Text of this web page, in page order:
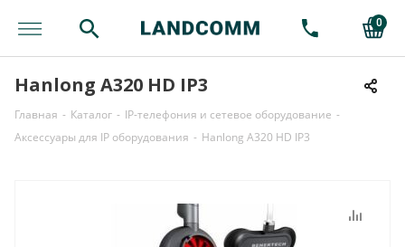
0
Hanlong A320 HD IP3
Главная - Каталог - IP-телефония и сетевое оборудование -
Аксессуары для IP оборудования - Hanlong A320 HD IP3